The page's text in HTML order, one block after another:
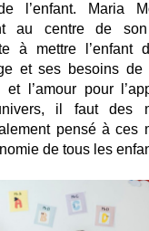
l’enfant. Maria
au centre de
à mettre l’enfant
et ses besoins de
l’amour pour
il faut des
pensé à ces
de tous les